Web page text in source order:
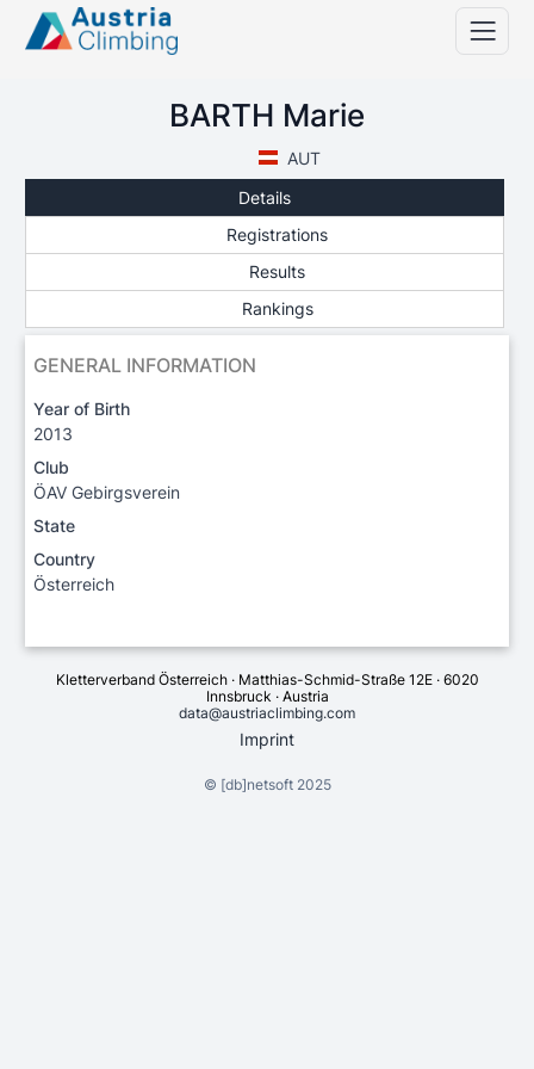
BARTH Marie
AUT
Details
Registrations
Results
Rankings
GENERAL INFORMATION
Year of Birth
2013
Club
ÖAV Gebirgsverein
State
Country
Österreich
Kletterverband Österreich · Matthias-Schmid-Straße 12E · 6020
Innsbruck · Austria
data@austriaclimbing.com
Imprint
© [db]netsoft2025